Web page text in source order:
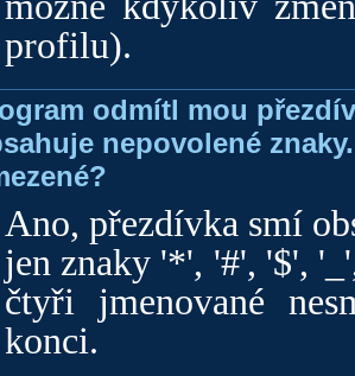
profilu).
odmítl mou
nepovolené
Ano, přezdívka smí
jen znaky '*', '#', '$',
čtyři jmenované
konci.